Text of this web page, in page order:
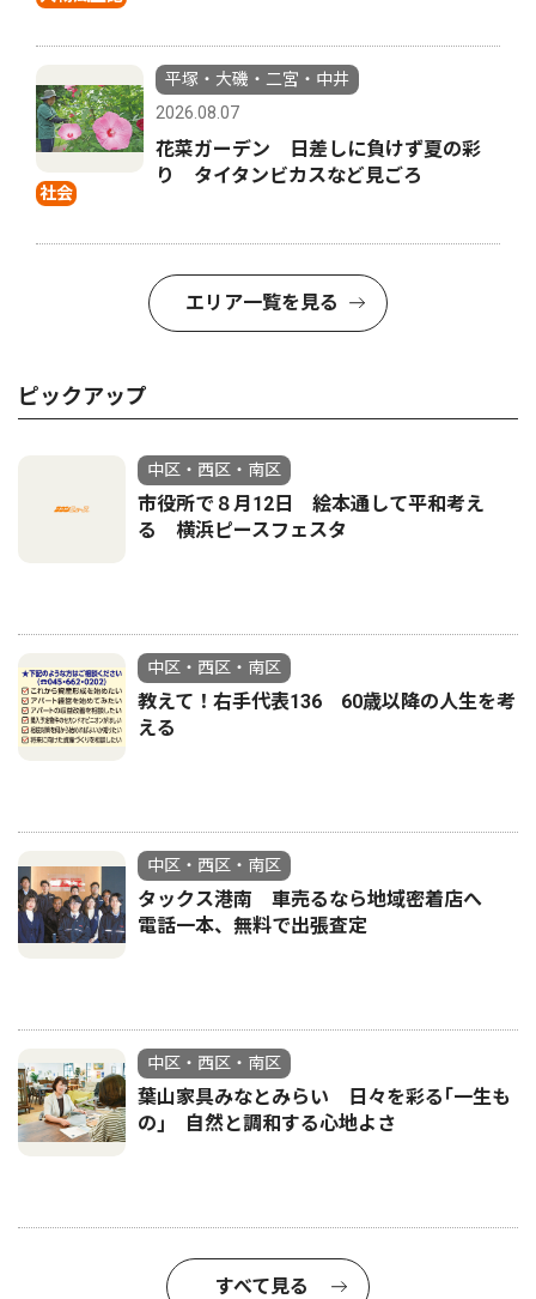
社会
平塚・大磯・二宮・中井
2026.08.07
花菜ガーデン 日差しに負けず夏の彩
り タイタンビカスなど見ごろ
エリア一覧を見る
ピックアップ
中区・西区・南区
市役所で８月12日 絵本通して平和考え
る 横浜ピースフェスタ
中区・西区・南区
教えて！右手代表136 60歳以降の人生を考
える
中区・西区・南区
タックス港南 車売るなら地域密着店へ
電話一本、無料で出張査定
中区・西区・南区
葉山家具みなとみらい 日々を彩る｢一生も
の｣ 自然と調和する心地よさ
すべて見る